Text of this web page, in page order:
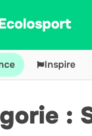
Inspire
: